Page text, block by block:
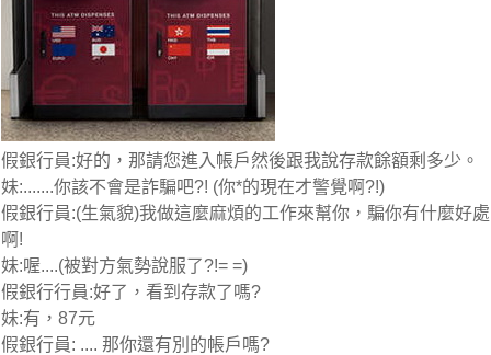
假銀行員:好的，那請您進入帳戶然後跟我說存款餘額剩多少。
妹:.......你該不會是詐騙吧?! (你*的現在才警覺啊?!)
假銀行員:(生氣貌)我做這麼麻煩的工作來幫你，騙你有什麼好處
啊!
妹:喔....(被對方氣勢說服了?!= =)
假銀行行員:好了，看到存款了嗎?
妹:有，87元
假銀行員: .... 那你還有別的帳戶嗎?